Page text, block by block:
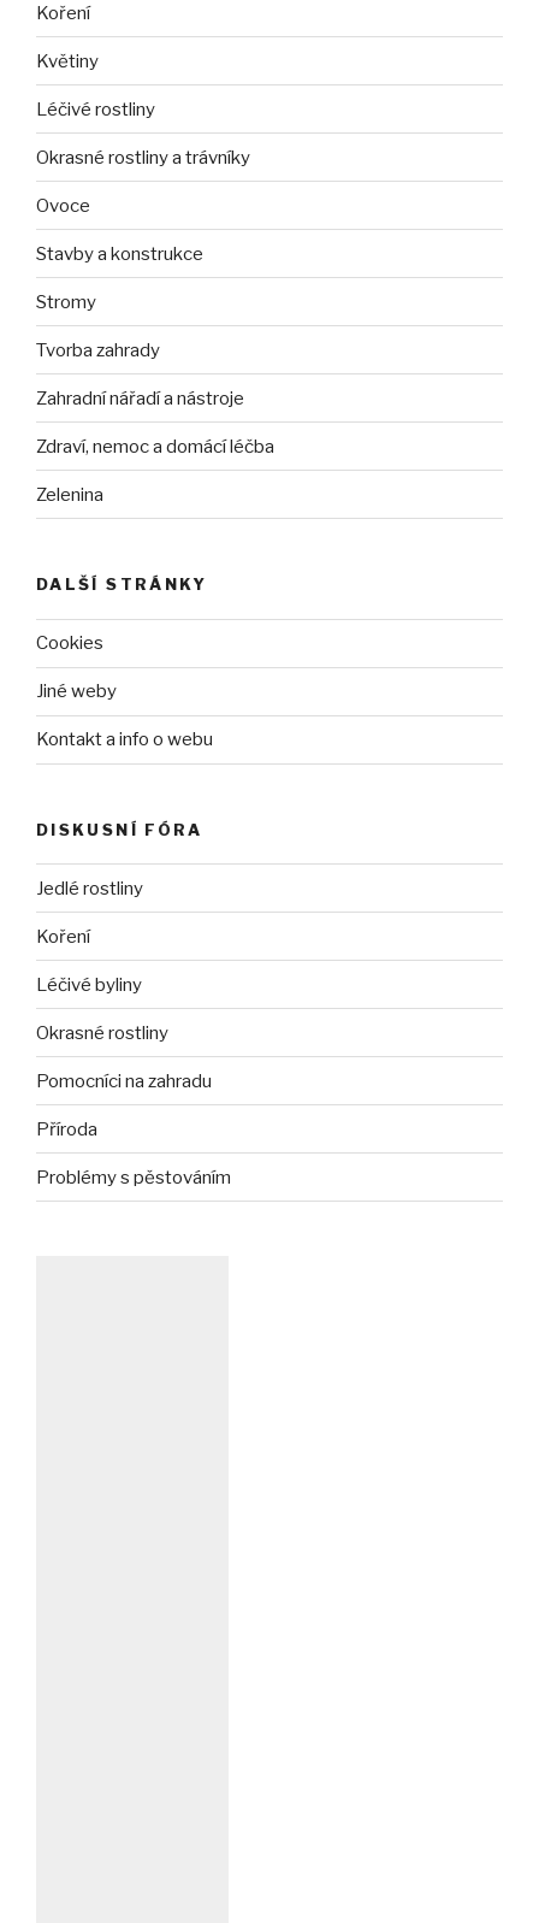
Koření
Květiny
Léčivé rostliny
Okrasné rostliny a trávníky
Ovoce
Stavby a konstrukce
Stromy
Tvorba zahrady
Zahradní nářadí a nástroje
Zdraví, nemoc a domácí léčba
Zelenina
DALŠÍ STRÁNKY
Cookies
Jiné weby
Kontakt a info o webu
DISKUSNÍ FÓRA
Jedlé rostliny
Koření
Léčivé byliny
Okrasné rostliny
Pomocníci na zahradu
Příroda
Problémy s pěstováním